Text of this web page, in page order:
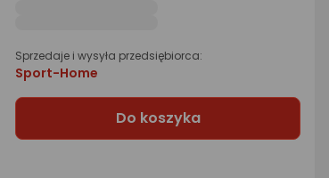
Sprzedaje i wysyła przedsiębiorca:
Sport-Home
Do koszyka